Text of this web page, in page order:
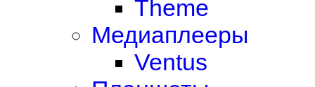
Theme
Медиаплееры
Ventus